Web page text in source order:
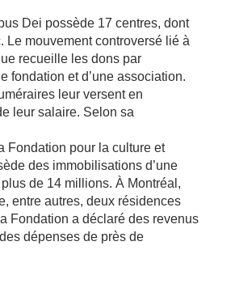
Dei possède 17 centres, dont
Le mouvement controversé lié à
recueille les dons par
fondation et d’une association.
leur versent en
leur salaire. Selon sa
Fondation pour la culture et
des immobilisations d’une
de 14 millions. À Montréal,
entre autres, deux résidences
Fondation a déclaré des revenus
dépenses de près de